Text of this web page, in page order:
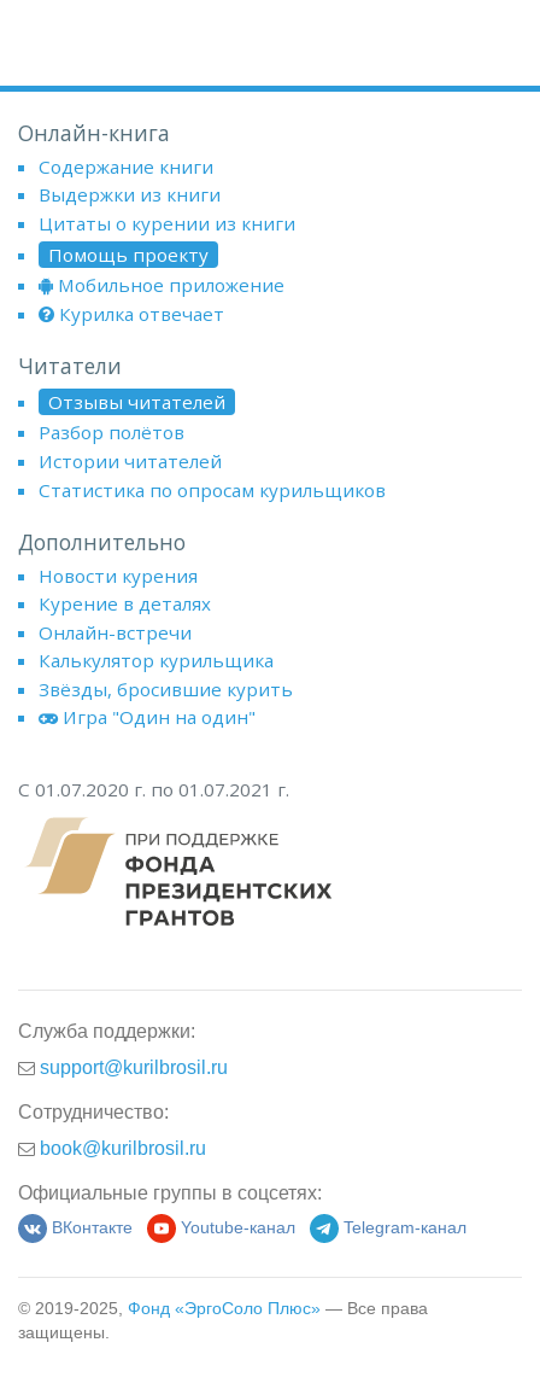
Онлайн-книга
Содержание книги
Выдержки из книги
Цитаты о курении из книги
Помощь проекту
Мобильное приложение
Курилка отвечает
Читатели
Отзывы читателей
Разбор полётов
Истории читателей
Статистика по опросам курильщиков
Дополнительно
Новости курения
Курение в деталях
Онлайн-встречи
Калькулятор курильщика
Звёзды, бросившие курить
Игра "Один на один"
С 01.07.2020 г. по 01.07.2021 г.
Служба поддержки:
support@kurilbrosil.ru
Сотрудничество:
book@kurilbrosil.ru
Официальные группы в соцсетях:
ВКонтакте Youtube-канал Telegram-канал
© 2019-2025, Фонд «ЭргоСоло Плюс» — Все права
защищены.